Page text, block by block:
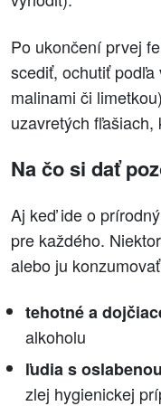
Po ukončení prvej
scediť, ochutiť
malinami či
uzavretých fľašiach,
Na čo si dať
Aj keď ide o
pre každého.
alebo ju
tehotné a
alkoholu
ľudia s
zlej hygienickej